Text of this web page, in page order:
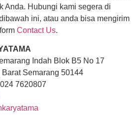
Anda. Hubungi kami segera di
ini, atau anda bisa mengirim
Contact Us.
Indah Blok B5 No 17
Semarang 50144
7620807